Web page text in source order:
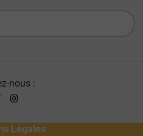
nous :
Légales